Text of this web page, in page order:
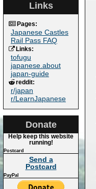
Links
Pages:
Japanese Castles
Rail Pass FAQ
Links:
tofugu
japanese.about
japan-guide
reddit:
r/japan
r/LearnJapanese
Donate
Help keep this website
running!
Postcard
Send a
Postcard
PayPal